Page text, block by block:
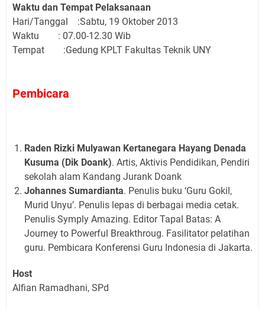
Waktu dan Tempat Pelaksanaan
Hari/Tanggal :Sabtu, 19 Oktober 2013
Waktu : 07.00-12.30 Wib
Tempat :Gedung KPLT Fakultas Teknik UNY
Pembicara
Raden Rizki Mulyawan Kertanegara Hayang Denada
Kusuma (Dik Doank). Artis, Aktivis Pendidikan, Pendiri
sekolah alam Kandang Jurank Doank
Johannes Sumardianta. Penulis buku ‘Guru Gokil,
Murid Unyu’. Penulis lepas di berbagai media cetak.
Penulis Symply Amazing. Editor Tapal Batas: A
Journey to Powerful Breakthroug. Fasilitator pelatihan
guru. Pembicara Konferensi Guru Indonesia di Jakarta.
Host
Alfian Ramadhani, SPd